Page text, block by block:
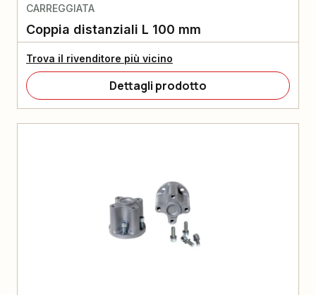
CARREGGIATA
Coppia distanziali L 100 mm
Trova il rivenditore più vicino
Dettagli prodotto